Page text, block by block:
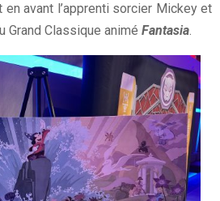
avant l’apprenti sorcier Mickey et
Grand Classique animé Fantasia.